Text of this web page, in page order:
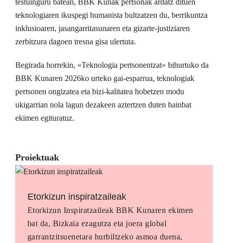
teknologiaren ikuspegi humanista bultzatzen du, berrikuntza
inklusioaren, jasangarritasunaren eta gizarte-justiziaren
zerbitzura dagoen tresna gisa ulertuta.
Begirada horrekin, «Teknologia pertsonentzat» bihurtuko da
BBK Kunaren 2026ko urteko gai-esparrua, teknologiak
pertsonen ongizatea eta bizi-kalitatea hobetzen modu
ukigarrian nola lagun dezakeen aztertzen duten hainbat
ekimen egituratuz.
Proiektuak
Etorkizun inspiratzaileak
Etorkizun Inspiratzaileak BBK Kunaren ekimen
bat da, Bizkaia ezagutza eta joera global
garrantzitsuenetara hurbiltzeko asmoa duena,